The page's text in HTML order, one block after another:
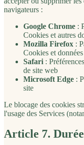
navigateurs :
Google Chrome :
Cookies et autres
Mozilla Firefox :
Cookies et
Safari :
de site web
Microsoft Edge :
site
Le blocage des cookies
l'usage des Services
Article 7.